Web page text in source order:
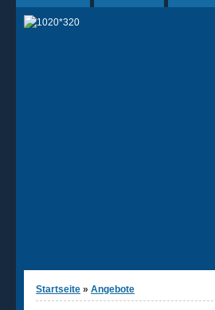
Sie sind hier
Startseite » Angebote